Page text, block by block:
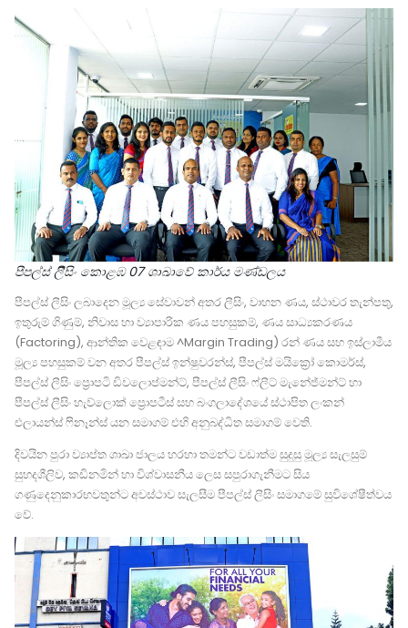
පීපල්ස් ලීිසිං කොළඹ 07 ශාඛාවේ කාර්ය මණ්ඩලය
පීපල්ස් ලීසිං ලබාදෙන මූල්‍ය සේවාවන් අතර ලීසිං, වාහන ණය, ස්ථාවර තැන්පතු,
ඉතුරුම් ගිණුම්, නිවාස හා ව්‍යාපාරික ණය පහසුකම්, ණය සාධ්‍යකරණය
(Factoring), ආන්තික වෙළඳාම ^Margin Trading) රන් ණය සහ ඉස්ලාමීය
මූල්‍ය පහසුකම් වන අතර පීපල්ස් ඉන්ෂුවරන්ස්, පීපල්ස් මයික්‍රෝ කොමර්ස්,
පීපල්ස් ලීසිං ප්‍රොපටි ඩිවලොප්මන්ට්, පීපල්ස් ලීසිං ෆ්ලීට් මැනේජ්මන්ට් හා
පීපල්ස් ලීසිං හැව්ලොක් ප්‍රොපටීස් සහ බංගලාදේශයේ ස්ථාපිත ලංකන්
එලායන්ස් ෆිනෑන්ස් යන සමාගම් එහි අනුබද්ධිත සමාගම් වෙති.
දිවයින පුරා ව්‍යාප්ත ශාඛා ජාලය හරහා තමන්ට වඩාත්ම සුදුසු මූල්‍ය සැලසුම්
සුහදශීලිව, කඩිනමින් හා විශ්වාසනීය ලෙස සපුරාගැනීමට සිය
ගණුදෙනුකාරභවතුන්ට අවස්ථාව සැලසීම පීපල්ස් ලීසිං සමාගමේ සුවිශේෂීත්වය
වේ.